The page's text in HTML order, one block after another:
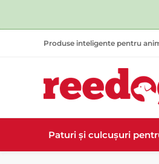
Produse inteligente pentru
Paturi și culcușuri